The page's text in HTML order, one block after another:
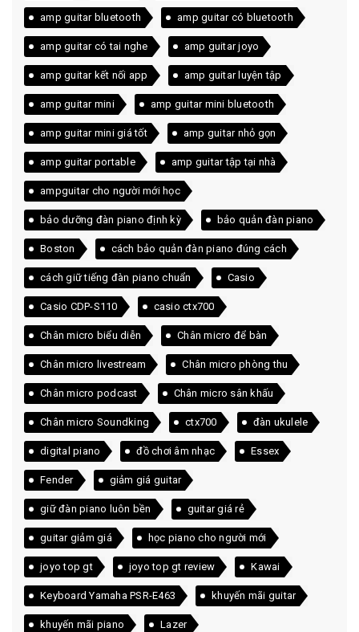
amp guitar bluetooth amp guitar có bluetooth
amp guitar có tai nghe amp guitar joyo
amp guitar kết nối app amp guitar luyện tập
amp guitar mini amp guitar mini bluetooth
amp guitar mini giá tốt amp guitar nhỏ gọn
amp guitar portable amp guitar tập tại nhà
ampguitar cho người mới học
bảo dưỡng đàn piano định kỳ bảo quản đàn piano
Boston cách bảo quản đàn piano đúng cách
cách giữ tiếng đàn piano chuẩn Casio
Casio CDP-S110 casio ctx700
Chân micro biểu diễn Chân micro để bàn
Chân micro livestream Chân micro phòng thu
Chân micro podcast Chân micro sân khấu
Chân micro Soundking ctx700 đàn ukulele
digital piano đồ chơi âm nhạc Essex
Fender giảm giá guitar
giữ đàn piano luôn bền guitar giá rẻ
guitar giảm giá học piano cho người mới
joyo top gt joyo top gt review Kawai
Keyboard Yamaha PSR-E463 khuyến mãi guitar
khuyến mãi piano Lazer